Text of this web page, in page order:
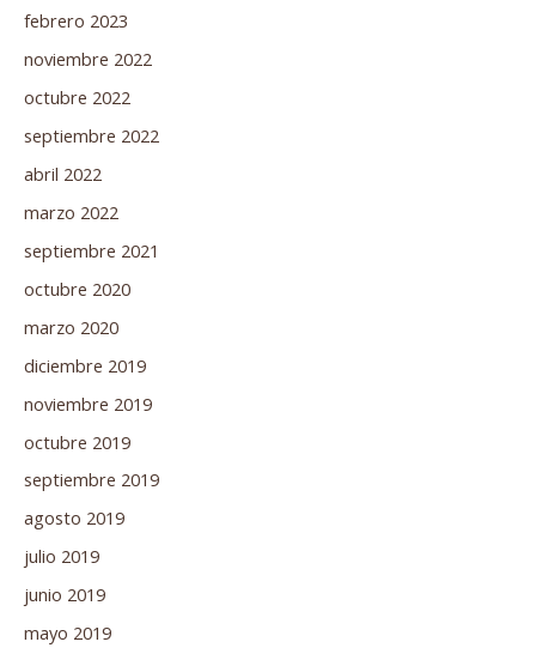
febrero 2023
noviembre 2022
octubre 2022
septiembre 2022
abril 2022
marzo 2022
septiembre 2021
octubre 2020
marzo 2020
diciembre 2019
noviembre 2019
octubre 2019
septiembre 2019
agosto 2019
julio 2019
junio 2019
mayo 2019